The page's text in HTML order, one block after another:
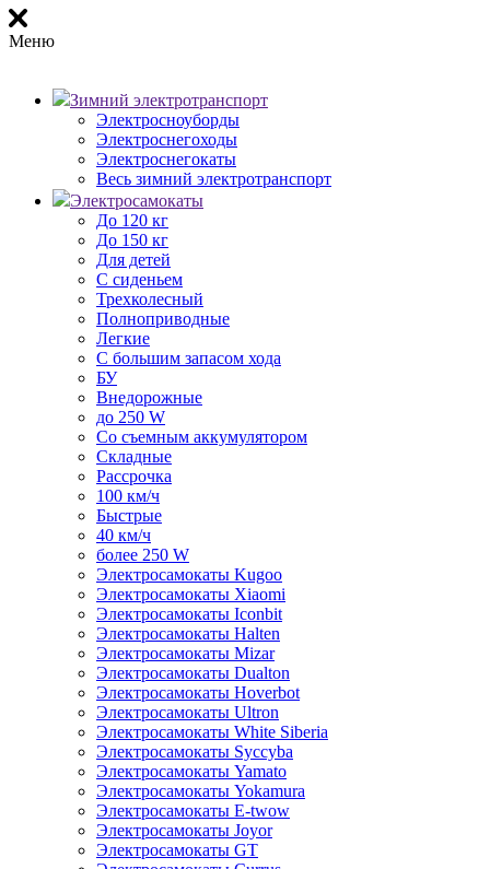
Меню
Зимний электротранспорт
Электросноуборды
Электроснегоходы
Электроснегокаты
Весь зимний электротранспорт
Электросамокаты
До 120 кг
До 150 кг
Для детей
С сиденьем
Трехколесный
Полноприводные
Легкие
С большим запасом хода
БУ
Внедорожные
до 250 W
Со съемным аккумулятором
Складные
Рассрочка
100 км/ч
Быстрые
40 км/ч
более 250 W
Электросамокаты Kugoo
Электросамокаты Xiaomi
Электросамокаты Iconbit
Электросамокаты Halten
Электросамокаты Mizar
Электросамокаты Dualton
Электросамокаты Hoverbot
Электросамокаты Ultron
Электросамокаты White Siberia
Электросамокаты Syccyba
Электросамокаты Yamato
Электросамокаты Yokamura
Электросамокаты E-twow
Электросамокаты Joyor
Электросамокаты GT